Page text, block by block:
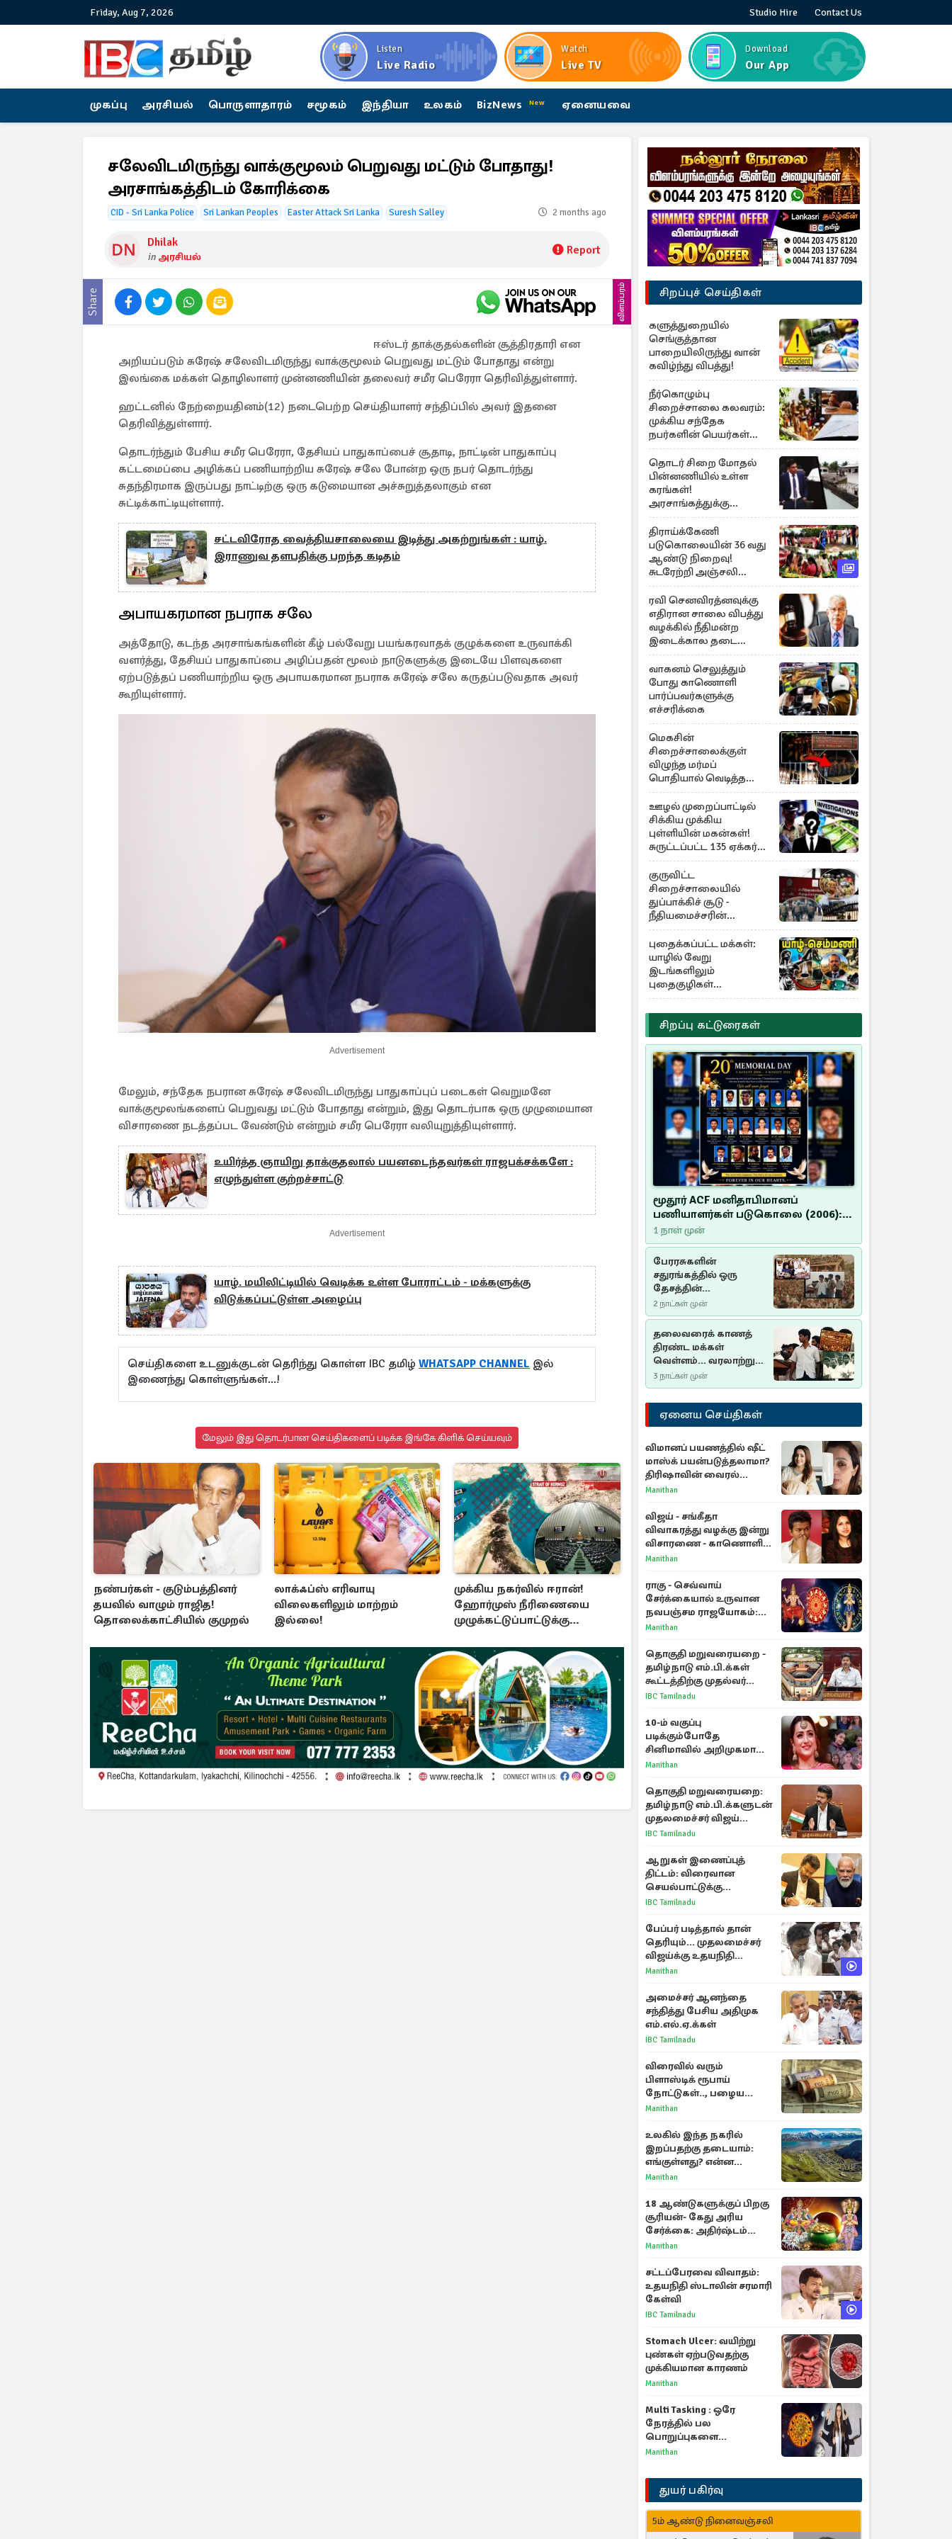
Friday, Aug 7, 2026 Studio Hire Contact Us
Listen
Live Radio
Watch
Live TV
Download
Our App
முகப்பு அரசியல் பொருளாதாரம் சமூகம் இந்தியா உலகம் BizNews New ஏனையவை
சலேவிடமிருந்து வாக்குமூலம் பெறுவது மட்டும் போதாது!
அரசாங்கத்திடம் கோரிக்கை
CID - Sri Lanka Police Sri Lankan Peoples Easter Attack Sri Lanka Suresh Salley 2 months ago
Dhilak
in அரசியல் Report
Share விளம்பரம்
ஈஸ்டர் தாக்குதல்களின் சூத்திரதாரி என
அறியப்படும் சுரேஷ் சலேவிடமிருந்து வாக்குமூலம் பெறுவது மட்டும் போதாது என்று
இலங்கை மக்கள் தொழிலாளர் முன்னணியின் தலைவர் சமீர பெரேரா தெரிவித்துள்ளார்.
ஹட்டனில் நேற்றையதினம்(12) நடைபெற்ற செய்தியாளர் சந்திப்பில் அவர் இதனை
தெரிவித்துள்ளார்.
தொடர்ந்தும் பேசிய சமீர பெரேரா, தேசியப் பாதுகாப்பைச் சூதாடி, நாட்டின் பாதுகாப்பு
கட்டமைப்பை அழிக்கப் பணியாற்றிய சுரேஷ் சலே போன்ற ஒரு நபர் தொடர்ந்து
சுதந்திரமாக இருப்பது நாட்டிற்கு ஒரு கடுமையான அச்சுறுத்தலாகும் என
சுட்டிக்காட்டியுள்ளார்.
சட்டவிரோத வைத்தியசாலையை இடித்து அகற்றுங்கள் : யாழ்.
இராணுவ தளபதிக்கு பறந்த கடிதம்
அபாயகரமான நபராக சலே
அத்தோடு, கடந்த அரசாங்கங்களின் கீழ் பல்வேறு பயங்கரவாதக் குழுக்களை உருவாக்கி
வளர்த்து, தேசியப் பாதுகாப்பை அழிப்பதன் மூலம் நாடுகளுக்கு இடையே பிளவுகளை
ஏற்படுத்தப் பணியாற்றிய ஒரு அபாயகரமான நபராக சுரேஷ் சலே கருதப்படுவதாக அவர்
கூறியுள்ளார்.
Advertisement
மேலும், சந்தேக நபரான சுரேஷ் சலேவிடமிருந்து பாதுகாப்புப் படைகள் வெறுமனே
வாக்குமூலங்களைப் பெறுவது மட்டும் போதாது என்றும், இது தொடர்பாக ஒரு முழுமையான
விசாரணை நடத்தப்பட வேண்டும் என்றும் சமீர பெரேரா வலியுறுத்தியுள்ளார்.
உயிர்த்த ஞாயிறு தாக்குதலால் பயனடைந்தவர்கள் ராஜபக்சக்களே :
எழுந்துள்ள குற்றச்சாட்டு
Advertisement
யாழ். மயிலிட்டியில் வெடிக்க உள்ள போராட்டம் - மக்களுக்கு
விடுக்கப்பட்டுள்ள அழைப்பு
செய்திகளை உடனுக்குடன் தெரிந்து கொள்ள IBC தமிழ் WHATSAPP CHANNEL இல்
இணைந்து கொள்ளுங்கள்...!
மேலும் இது தொடர்பான செய்திகளைப் படிக்க இங்கே கிளிக் செய்யவும்
நண்பர்கள் - குடும்பத்தினர்
தயவில் வாழும் ராஜித!
தொலைக்காட்சியில் குமுறல்
லாக்ஃப்ஸ் எரிவாயு
விலைகளிலும் மாற்றம்
இல்லை!
முக்கிய நகர்வில் ஈரான்!
ஹோர்முஸ் நீரிணையை
முழுக்கட்டுப்பாட்டுக்கு
சிறப்புச் செய்திகள்
களுத்துறையில்
செங்குத்தான
பாறையிலிருந்து வான்
கவிழ்ந்து விபத்து!
நீர்கொழும்பு
சிறைச்சாலை கலவரம்:
முக்கிய சந்தேக
நபர்களின் பெயர்கள்
நீதிமன்றில் சமர்ப்பிப்பு!
தொடர் சிறை மோதல்
பின்னணியில் உள்ள
கரங்கள்!
அரசாங்கத்துக்கு
கிடைத்த புலனாய்வு
தகவல்
திராய்க்கேணி
படுகொலையின் 36 வது
ஆண்டு நிறைவு!
சுடரேற்றி அஞ்சலி
செலுத்திய மக்கள்
ரவி செனவிரத்னவுக்கு
எதிரான சாலை விபத்து
வழக்கில் நீதிமன்ற
இடைக்கால தடை
உத்தரவு!
வாகனம் செலுத்தும்
போது காணொளி
பார்ப்பவர்களுக்கு
எச்சரிக்கை
மெகசின்
சிறைச்சாலைக்குள்
விழுந்த மர்மப்
பொதியால் வெடித்த
மோதல் - ஒருவர் பலி :
பலர் காயம்
ஊழல் முறைப்பாட்டில்
சிக்கிய முக்கிய
புள்ளியின் மகன்கள்!
சுருட்டப்பட்ட 135 ஏக்கர்
தேயிலைத் தோட்டம்
குருவிட்ட
சிறைச்சாலையில்
துப்பாக்கிச் சூடு -
நீதியமைச்சரின்
அறிவிப்பு
புதைக்கப்பட்ட மக்கள்:
யாழில் வேறு
இடங்களிலும்
புதைகுழிகள்
இருக்கலாம்..!
எழுமாற்றாக அகழ்வு
சிறப்பு கட்டுரைகள்
மூதூர் ACF மனிதாபிமானப்
பணியாளர்கள் படுகொலை (2006):
20 ஆண்டுகளாகியும் நீதி
மறுக்கப்பட்ட மனிதாபிமானப்
பேரவலம்
1 நாள் முன்
பேரரசுகளின்
சதுரங்கத்தில் ஒரு
தேசத்தின்
தீர்க்கதரிசனம் :
சுதுமலை பிரகடனம்
ஒரு வரலாற்றுப் பாடம்
2 நாட்கள் முன்
தலைவரைக் காணத்
திரண்ட மக்கள்
வெள்ளம்... வரலாற்றுச்
சிறப்புமிக்க சுதுமலைப்
பிரகடனம்…
3 நாட்கள் முன்
ஏனைய செய்திகள்
விமானப் பயணத்தில் ஷீட்
மாஸ்க் பயன்படுத்தலாமா?
திரிஷாவின் வைரல்
செல்ஃபிக்கு மருத்துவர்
Manithan
விஜய் - சங்கீதா
விவாகரத்து வழக்கு இன்று
விசாரணை - காணொளி
மூலம் ஆஜராக வாய்ப்பு
Manithan
ராகு - செவ்வாய்
சேர்க்கையால் உருவான
நவபஞ்சம ராஜயோகம்:
அதிர்ஷ்டம் பெறும் 3
Manithan
தொகுதி மறுவரையறை -
தமிழ்நாடு எம்.பி.க்கள்
கூட்டத்திற்கு முதல்வர்
விஜய் அழைப்பு
IBC Tamilnadu
10-ம் வகுப்பு
படிக்கும்போதே
சினிமாவில் அறிமுகமான
த்ரிஷா! உண்மையை
காந்தி
Manithan
தொகுதி மறுவரையறை:
தமிழ்நாடு எம்.பி.க்களுடன்
முதலமைச்சர் விஜய்
ஆலோசனை
IBC Tamilnadu
ஆறுகள் இணைப்புத்
திட்டம்: விரைவான
செயல்பாட்டுக்கு
பிரதமருக்கு முதலமைச்சர்
IBC Tamilnadu
பேப்பர் படித்தால் தான்
தெரியும்... முதலமைச்சர்
விஜய்க்கு உதயநிதி
ஸ்டாலின் பதிலடி
Manithan
அமைச்சர் ஆனந்தை
சந்தித்து பேசிய அதிமுக
எம்.எல்.ஏ.க்கள்
IBC Tamilnadu
விரைவில் வரும்
பிளாஸ்டிக் ரூபாய்
நோட்டுகள்.., பழைய
காகித நோட்டுகள்
Manithan
உலகில் இந்த நகரில்
இறப்பதற்கு தடையாம்:
எங்குள்ளது? என்ன
காரணம் தெரியுமா?
Manithan
18 ஆண்டுகளுக்குப் பிறகு
சூரியன்- கேது அரிய
சேர்க்கை: அதிர்ஷ்டம்
பெறும் 3 ராசிகள்!
Manithan
சட்டப்பேரவை விவாதம்:
உதயநிதி ஸ்டாலின் சரமாரி
கேள்வி
IBC Tamilnadu
Stomach Ulcer: வயிற்று
புண்கள் ஏற்படுவதற்கு
முக்கியமான காரணம்
Manithan
Multi Tasking : ஒரே
நேரத்தில் பல
பொறுப்புகளை
கையாளும் டாப் 3 ராசிகள்!
Manithan
துயர் பகிர்வு
5ம் ஆண்டு நினைவஞ்சலி